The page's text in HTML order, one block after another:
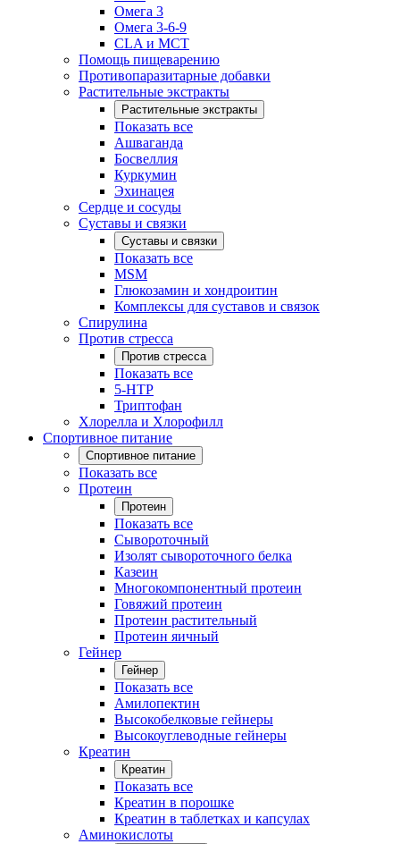
Омега 3
Омега 3-6-9
CLA и MCT
Помощь пищеварению
Противопаразитарные добавки
Растительные экстракты
Растительные экстракты
Показать все
Ашваганда
Босвеллия
Куркумин
Эхинацея
Сердце и сосуды
Суставы и связки
Суставы и связки
Показать все
MSM
Глюкозамин и хондроитин
Комплексы для суставов и связок
Спирулина
Против стресса
Против стресса
Показать все
5-HTP
Триптофан
Хлорелла и Хлорофилл
Спортивное питание
Спортивное питание
Показать все
Протеин
Протеин
Показать все
Сывороточный
Изолят сывороточного белка
Казеин
Многокомпонентный протеин
Говяжий протеин
Протеин растительный
Протеин яичный
Гейнер
Гейнер
Показать все
Амилопектин
Высокобелковые гейнеры
Высокоуглеводные гейнеры
Креатин
Креатин
Показать все
Креатин в порошке
Креатин в таблетках и капсулах
Аминокислоты